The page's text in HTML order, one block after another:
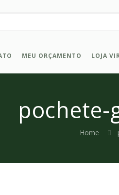
MEU ORÇAMENTO LOJA
pochete-
Home